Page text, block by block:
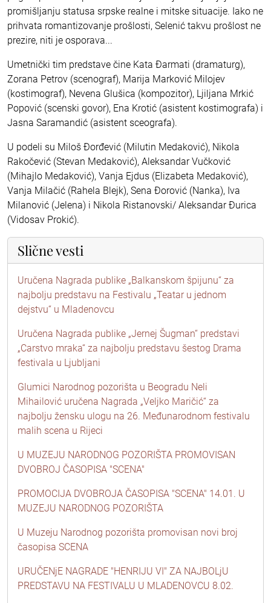
promišljanju statusa srpske realne i mitske situacije. Iako ne
prihvata romantizovanje prošlosti, Selenić takvu prošlost ne
prezire, niti je osporava...
Umetnički tim predstave čine Kata Đarmati (dramaturg),
Zorana Petrov (scenograf), Marija Marković Milojev
(kostimograf), Nevena Glušica (kompozitor), Ljiljana Mrkić
Popović (scenski govor), Ena Krotić (asistent kostimografa) i
Jasna Saramandić (asistent sceografa).
U podeli su Miloš Đorđević (Milutin Medaković), Nikola
Rakočević (Stevan Medaković), Aleksandar Vučković
(Mihajlo Medaković), Vanja Ejdus (Elizabeta Medaković),
Vanja Milačić (Rahela Blejk), Sena Đorović (Nanka), Iva
Milanović (Jelena) i Nikola Ristanovski/ Aleksandar Đurica
(Vidosav Prokić).
Slične vesti
Uručena Nagrada publike „Balkanskom špijunu“ za
najbolju predstavu na Festivalu „Teatar u jednom
dejstvu“ u Mladenovcu
Uručena Nagrada publike „Jernej Šugman“ predstavi
„Carstvo mraka“ za najbolju predstavu šestog Drama
festivala u Ljubljani
Glumici Narodnog pozorišta u Beogradu Neli
Mihailović uručena Nagrada „Veljko Maričić“ za
najbolju žensku ulogu na 26. Međunarodnom festivalu
malih scena u Rijeci
U MUZEJU NARODNOG POZORIŠTA PROMOVISAN
DVOBROJ ČASOPISA "SCENA"
PROMOCIJA DVOBROJA ČASOPISA "SCENA" 14.01. U
MUZEJU NARODNOG POZORIŠTA
U Muzeju Narodnog pozorišta promovisan novi broj
časopisa SCENA
URUČENjE NAGRADE "HENRIJU VI" ZA NAJBOLjU
PREDSTAVU NA FESTIVALU U MLADENOVCU 8.02.